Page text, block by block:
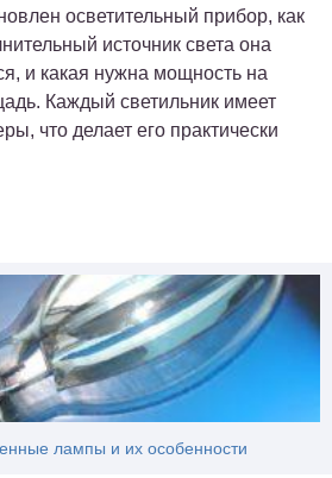
осветительный прибор, как
источник света она
и какая нужна мощность на
Каждый светильник имеет
что делает его практически
лампы и их особенности